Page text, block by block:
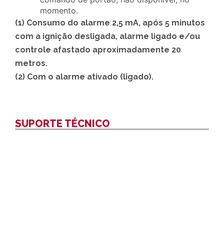
momento.
(1) Consumo do alarme 2,5 mA, após 5 minutos
com a ignição desligada, alarme ligado e/ou
controle afastado aproximadamente 20
metros.
(2) Com o alarme ativado (ligado).
SUPORTE TÉCNICO